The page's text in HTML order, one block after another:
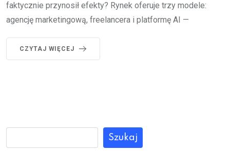
faktycznie przynosił efekty? Rynek oferuje trzy modele:
agencję marketingową, freelancera i platformę AI —
CZYTAJ WIĘCEJ
Szukaj